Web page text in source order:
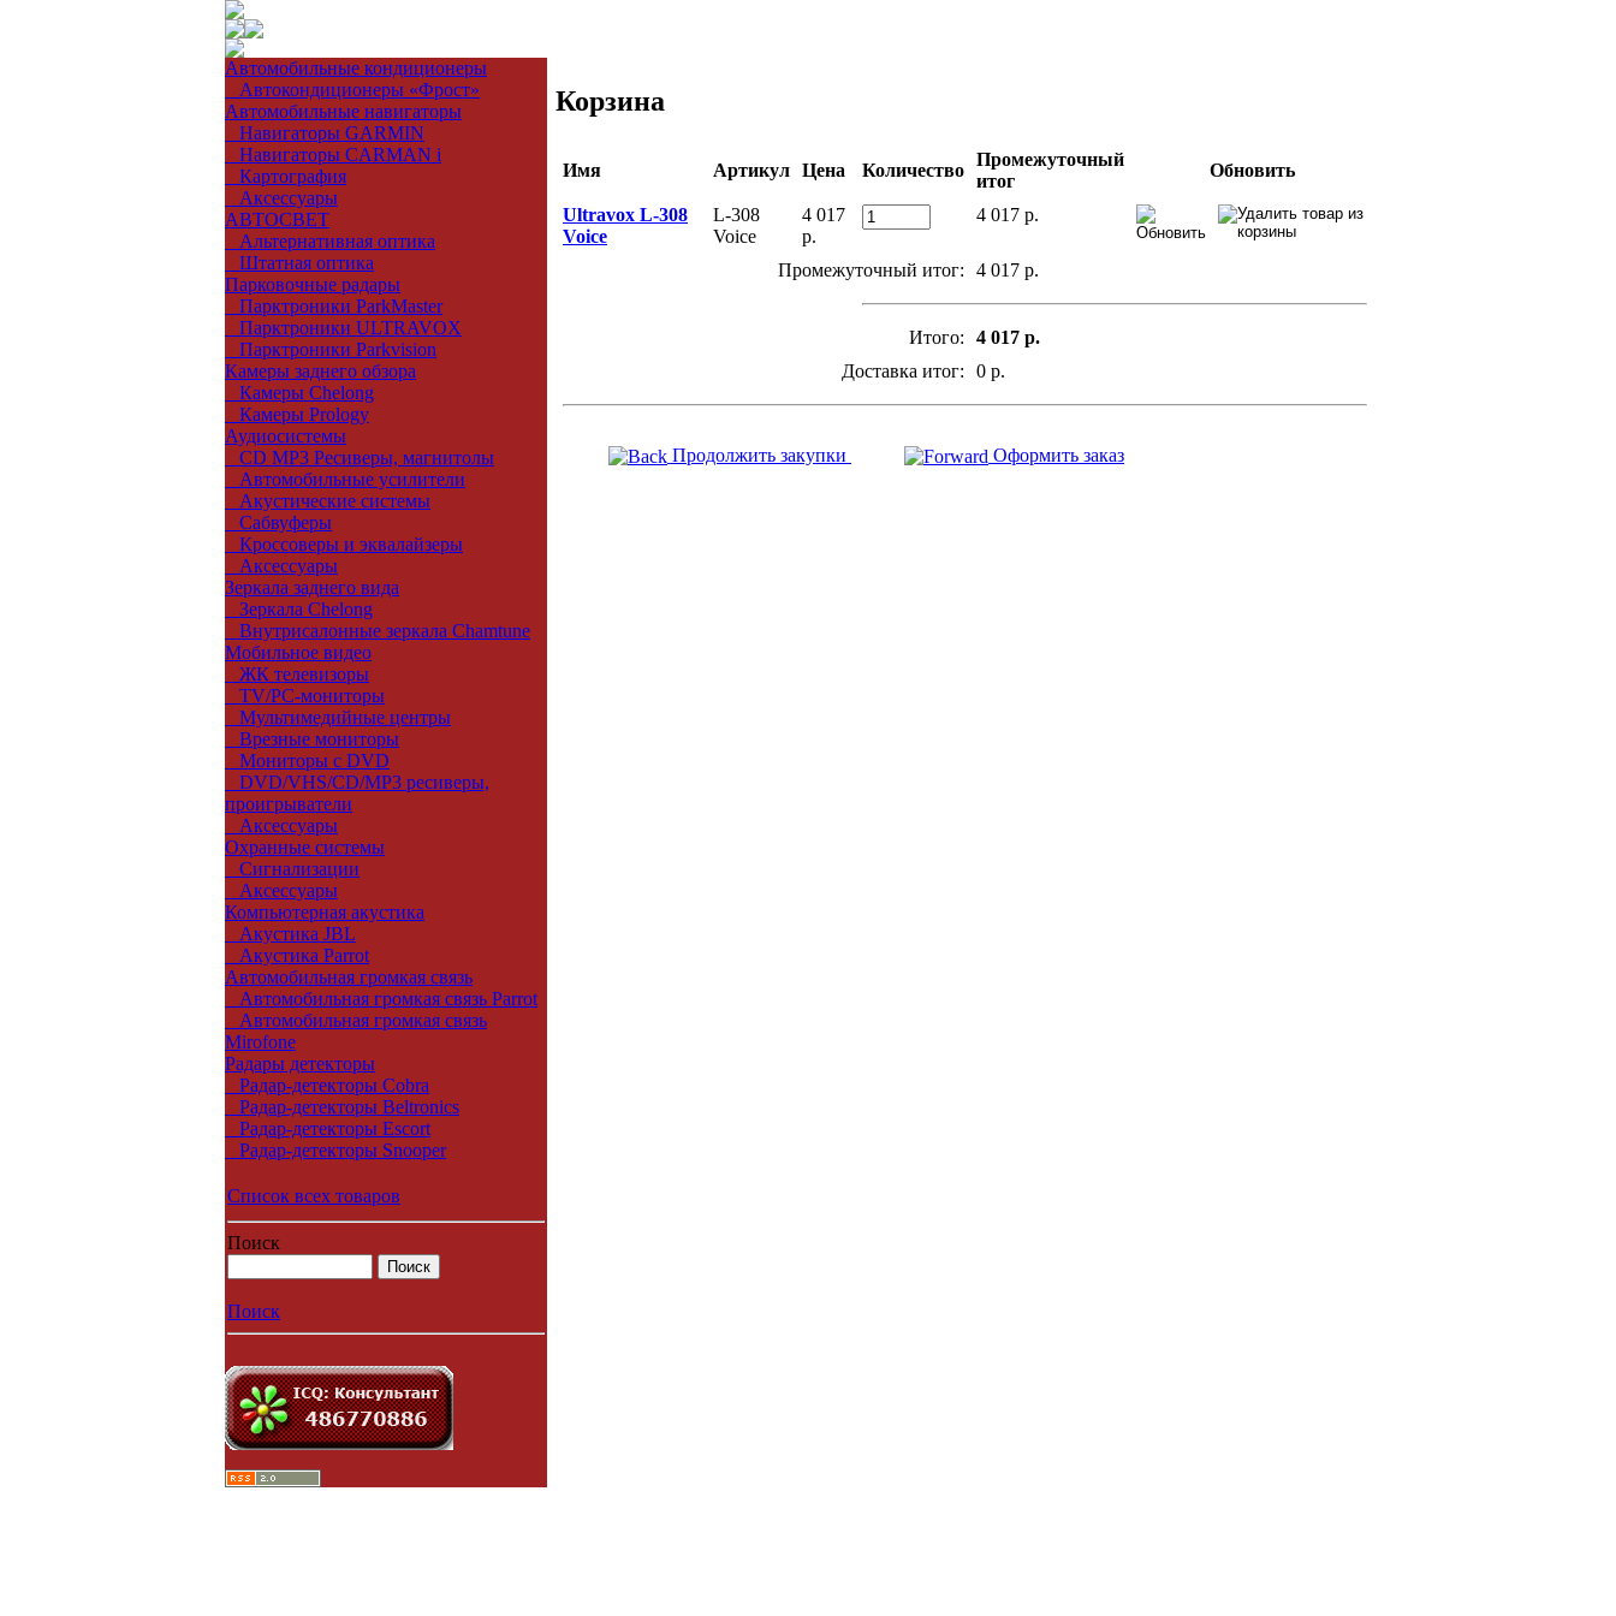
Автомобильные кондиционеры
Автокондиционеры «Фрост»
Автомобильные навигаторы
Навигаторы GARMIN
Навигаторы CARMAN i
Картография
Аксессуары
АВТОСВЕТ
Альтернативная оптика
Штатная оптика
Парковочные радары
Парктроники ParkMaster
Парктроники ULTRAVOX
Парктроники Parkvision
Камеры заднего обзора
Камеры Chelong
Камеры Prology
Аудиосистемы
CD MP3 Ресиверы, магнитолы
Автомобильные усилители
Акустические системы
Сабвуферы
Кроссоверы и эквалайзеры
Аксессуары
Зеркала заднего вида
Зеркала Chelong
Внутрисалонные зеркала Chamtune
Мобильное видео
ЖК телевизоры
TV/PC-мониторы
Мультимедийные центры
Врезные мониторы
Мониторы с DVD
DVD/VHS/CD/MP3 ресиверы,
проигрыватели
Аксессуары
Охранные системы
Сигнализации
Аксессуары
Компьютерная акустика
Акустика JBL
Акустика Parrot
Автомобильная громкая связь
Автомобильная громкая связь Parrot
Автомобильная громкая связь
Mirofone
Радары детекторы
Радар-детекторы Cobra
Радар-детекторы Beltronics
Радар-детекторы Escort
Радар-детекторы Snooper
Список всех товаров
Поиск
Поиск
Корзина
Имя Артикул Цена Количество
Промежуточный
итог
Обновить
Ultravox L-308
Voice
L-308
Voice
4 017
p.
4 017 p.
Промежуточный итог: 4 017 p.
Итого:
4 017 p.
Доставка итог:
0 p.
Продолжить закупки Оформить заказ